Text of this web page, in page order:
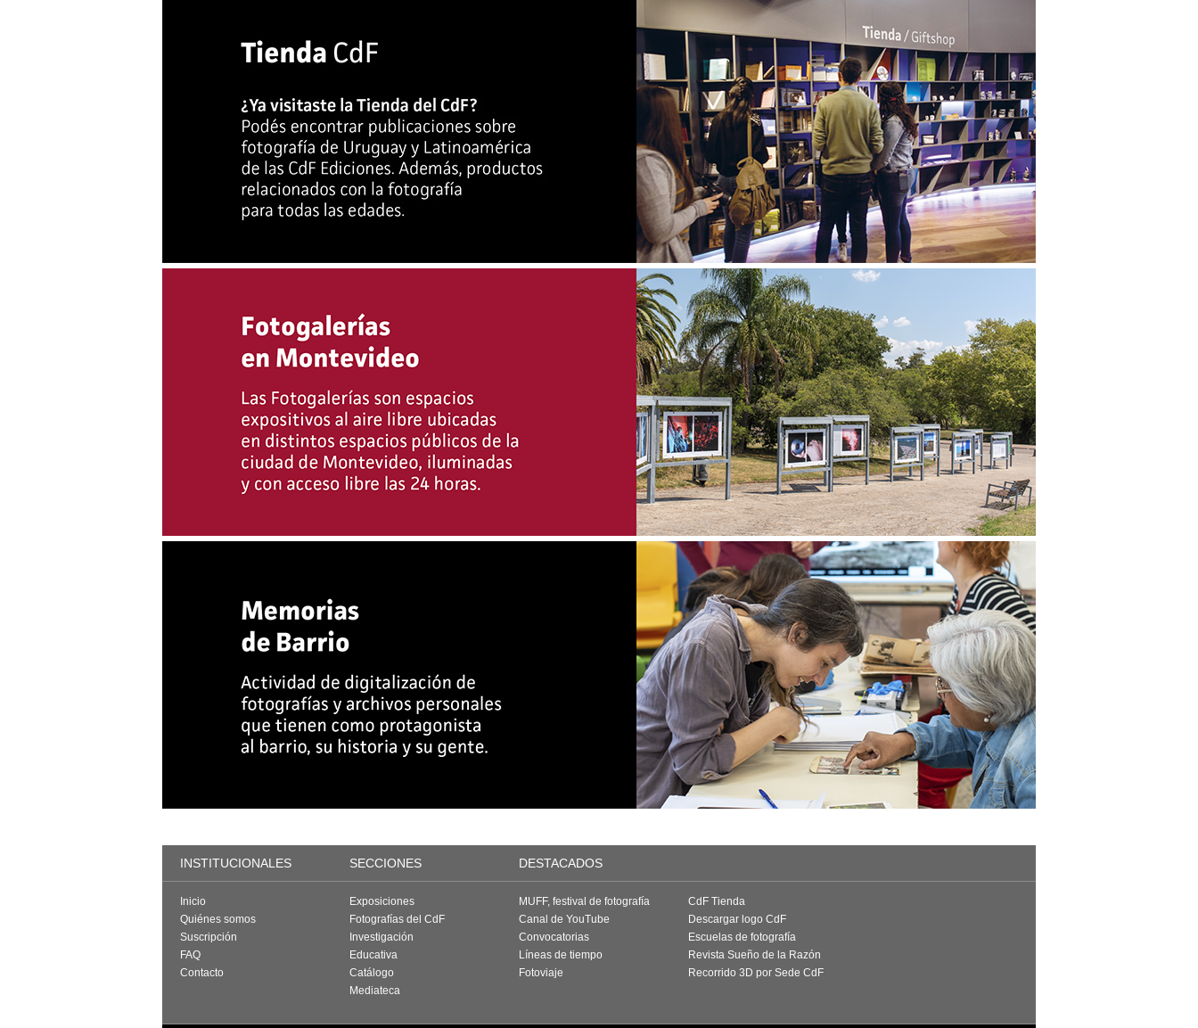
INSTITUCIONALES SECCIONES DESTACADOS
Inicio
Quiénes somos
Suscripción
FAQ
Contacto
Exposiciones
Fotografías del CdF
Investigación
Educativa
Catálogo
Mediateca
MUFF, festival de fotografía
Canal de YouTube
Convocatorias
Líneas de tiempo
Fotoviaje
CdF Tienda
Descargar logo CdF
Escuelas de fotografía
Revista Sueño de la Razón
Recorrido 3D por Sede CdF